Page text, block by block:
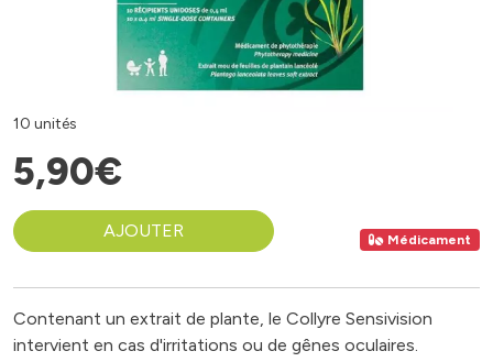
10 unités
5,90€
AJOUTER Médicament
Contenant un extrait de plante, le Collyre Sensivision
intervient en cas d'irritations ou de gênes oculaires.